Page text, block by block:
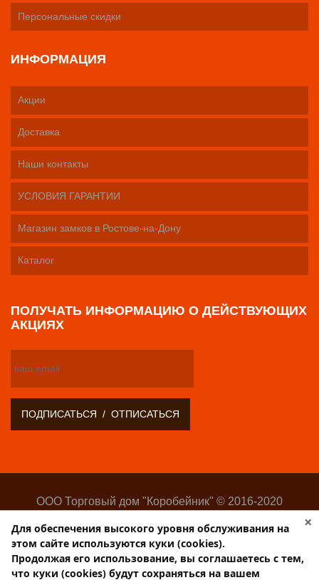
Персональные скидки
ИНФОРМАЦИЯ
Акции
Доставка
Наши контакты
УСЛОВИЯ ГАРАНТИИ
Магазин замков в Ростове-на-Дону
Каталог
ПОЛУЧАТЬ ИНФОРМАЦИЮ О ДЕЙСТВУЮЩИХ
АКЦИЯХ
ООО Торговый дом "Коробейник" © 2016-2020
изделий
Разработка:Web-студия Websilon
Поддержка сайта —ООО «Центр-Интернет»
×
Для обеспечения высокого уровня обслуживания на
этом сайте используются куки (cookies).
Продолжая его использование, вы соглашаетесь с тем,
что куки (cookies) будут сохраняться на вашем